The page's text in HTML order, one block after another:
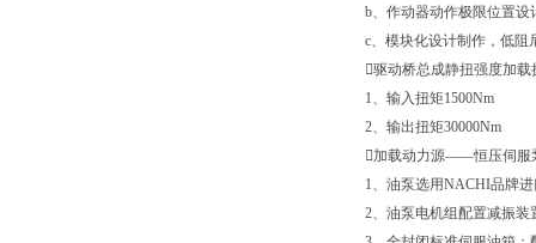
b、作动器动作极限位置
c、模块化设计制作，低阻
驱动桥总成静扭强度加
1、输入扭矩1500Nm
2、输出扭矩30000Nm
加载动力源——恒压伺服
1、油泵选用NACHI品牌
2、油泵电机组配置减振